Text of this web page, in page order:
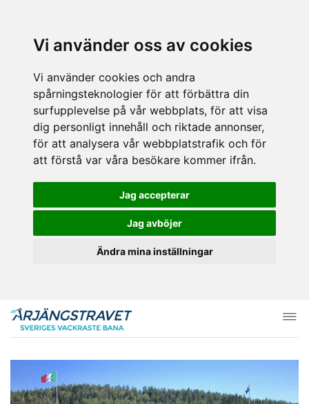
Vi använder oss av cookies
Vi använder cookies och andra
spårningsteknologier för att förbättra din
surfupplevelse på vår webbplats, för att visa
dig personligt innehåll och riktade annonser,
för att analysera vår webbplatstrafik och för
att förstå var våra besökare kommer ifrån.
Jag accepterar
Jag avböjer
Ändra mina inställningar